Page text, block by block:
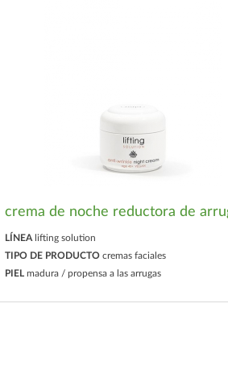
crema de noche reductora de
LÍNEA lifting solution
TIPO DE PRODUCTO cremas faciales
PIEL madura / propensa a las arrugas